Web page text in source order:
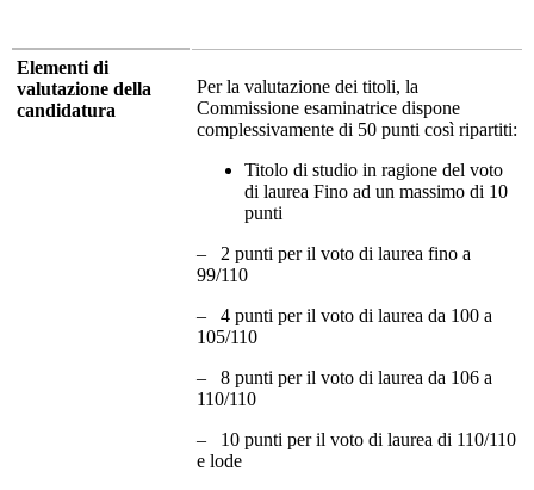
Elementi di
valutazione della
candidatura
Per la valutazione dei titoli, la
Commissione esaminatrice dispone
complessivamente di 50 punti così ripartiti:
Titolo di studio in ragione del voto
di laurea Fino ad un massimo di 10
punti
– 2 punti per il voto di laurea fino a
99/110
– 4 punti per il voto di laurea da 100 a
105/110
– 8 punti per il voto di laurea da 106 a
110/110
– 10 punti per il voto di laurea di 110/110
e lode